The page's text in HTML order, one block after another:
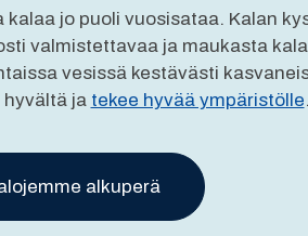
jo puoli vuosisataa. Kalan
valmistettavaa ja maukasta
vesissä kestävästi
ja tekee hyvää ympäristölle.
alkuperä